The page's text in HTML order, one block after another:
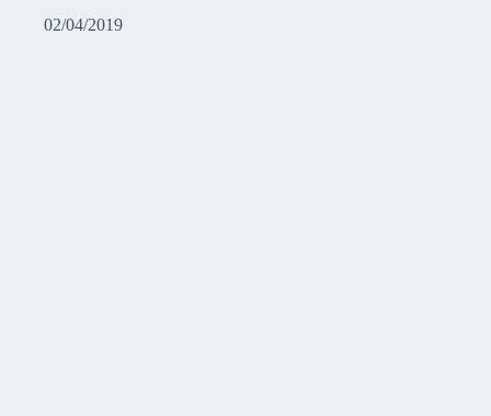
02/04/2019